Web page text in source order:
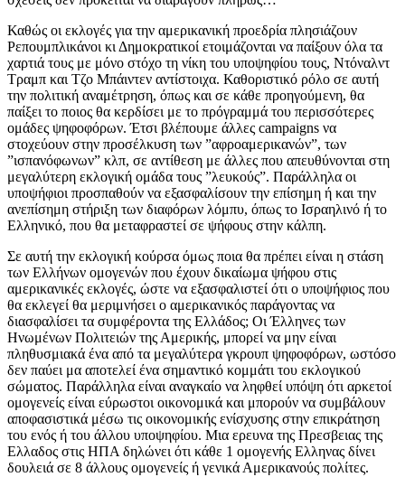
Καθώς οι εκλογές για την αμερικανική προεδρία πλησιάζουν
Ρεπουμπλικάνοι κι Δημοκρατικοί ετοιμάζονται να παίξουν όλα τα
χαρτιά τους με μόνο στόχο τη νίκη του υποψηφίου τους, Ντόναλντ
Τραμπ και Τζο Μπάιντεν αντίστοιχα. Καθοριστικό ρόλο σε αυτή
την πολιτική αναμέτρηση, όπως και σε κάθε προηγούμενη, θα
παίξει το ποιος θα κερδίσει με το πρόγραμμά του περισσότερες
ομάδες ψηφοφόρων. Έτσι βλέπουμε άλλες campaigns να
στοχεύουν στην προσέλκυση των ”αφροαμερικανών”, των
”ισπανόφωνων” κλπ, σε αντίθεση με άλλες που απευθύνονται στη
μεγαλύτερη εκλογική ομάδα τους ”λευκούς”. Παράλληλα οι
υποψήφιοι προσπαθούν να εξασφαλίσουν την επίσημη ή και την
ανεπίσημη στήριξη των διαφόρων λόμπυ, όπως το Ισραηλινό ή το
Ελληνικό, που θα μεταφραστεί σε ψήφους στην κάλπη.
Σε αυτή την εκλογική κούρσα όμως ποια θα πρέπει είναι η στάση
των Ελλήνων ομογενών που έχουν δικαίωμα ψήφου στις
αμερικανικές εκλογές, ώστε να εξασφαλιστεί ότι ο υποψήφιος που
θα εκλεγεί θα μεριμνήσει ο αμερικανικός παράγοντας να
διασφαλίσει τα συμφέροντα της Ελλάδος; Οι Έλληνες των
Ηνωμένων Πολιτειών της Αμερικής, μπορεί να μην είναι
πληθυσμιακά ένα από τα μεγαλύτερα γκρουπ ψηφοφόρων, ωστόσο
δεν παύει μα αποτελεί ένα σημαντικό κομμάτι του εκλογικού
σώματος. Παράλληλα είναι αναγκαίο να ληφθεί υπόψη ότι αρκετοί
ομογενείς είναι εύρωστοι οικονομικά και μπορούν να συμβάλουν
αποφασιστικά μέσω τις οικονομικής ενίσχυσης στην επικράτηση
του ενός ή του άλλου υποψηφίου. Μια ερευνα της Πρεσβειας της
Ελλαδος στις ΗΠΑ δηλώνει ότι κάθε 1 ομογενής Ελληνας δίνει
δουλειά σε 8 άλλους ομογενείς ή γενικά Αμερικανούς πολίτες.